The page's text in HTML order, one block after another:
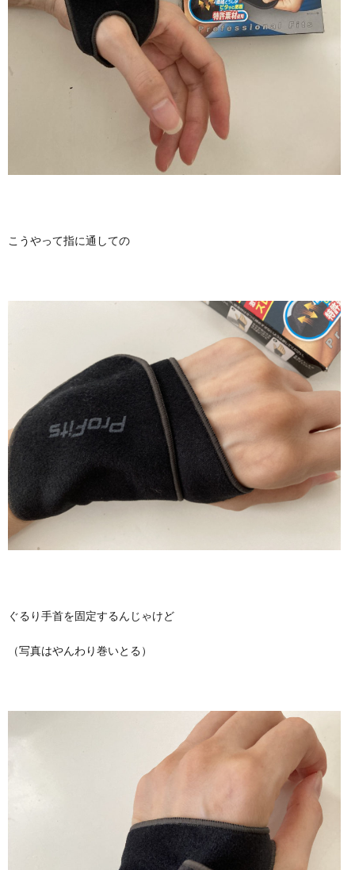
こうやって指に通しての
ぐるり手首を固定するんじゃけど
（写真はやんわり巻いとる）